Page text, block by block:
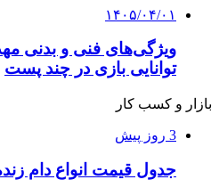
۱۴۰۵/۰۴/۰۱
ویژگی‌های فنی و بدنی
توانایی بازی در چند پست
بازار و کسب کار
3 روز پیش
جدول قیمت انواع دام